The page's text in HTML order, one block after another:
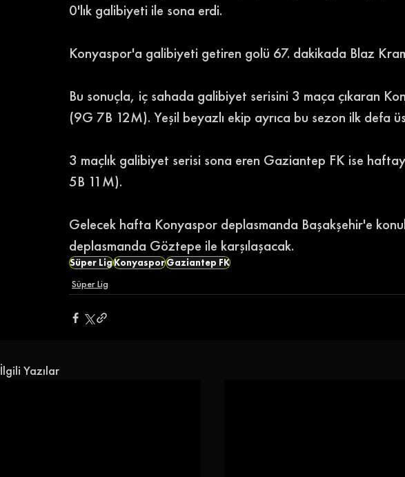
0'lık galibiyeti ile sona erdi.
Konyaspor'a galibiyeti getiren golü 67. dakikada Blaz
Bu sonuçla, iç sahada galibiyet serisini 3 maça çıkaran
(9G 7B 12M). Yeşil beyazlı ekip ayrıca bu sezon ilk defa
3 maçlık galibiyet serisi sona eren Gaziantep FK ise
5B 11M).
Gelecek hafta Konyaspor deplasmanda Başakşehir'e
deplasmanda Göztepe ile karşılaşacak.
Süper LigKonyasporGaziantep FK
Süper Lig
İlgili Yazılar